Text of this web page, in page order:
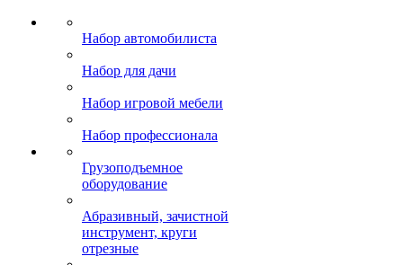
Набор автомобилиста
Набор для дачи
Набор игровой мебели
Набор профессионала
Грузоподъемное
оборудование
Абразивный, зачистной
инструмент, круги
отрезные